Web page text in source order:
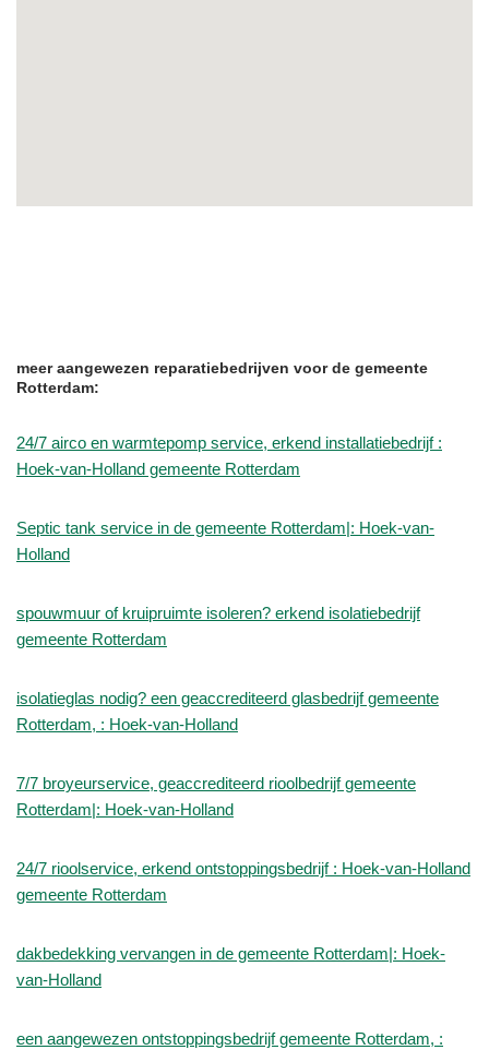
meer aangewezen reparatiebedrijven voor de gemeente
Rotterdam:
24/7 airco en warmtepomp service, erkend installatiebedrijf :
Hoek-van-Holland gemeente Rotterdam
Septic tank service in de gemeente Rotterdam|: Hoek-van-
Holland
spouwmuur of kruipruimte isoleren? erkend isolatiebedrijf
gemeente Rotterdam
isolatieglas nodig? een geaccrediteerd glasbedrijf gemeente
Rotterdam, : Hoek-van-Holland
7/7 broyeurservice, geaccrediteerd rioolbedrijf gemeente
Rotterdam|: Hoek-van-Holland
24/7 rioolservice, erkend ontstoppingsbedrijf : Hoek-van-Holland
gemeente Rotterdam
dakbedekking vervangen in de gemeente Rotterdam|: Hoek-
van-Holland
een aangewezen ontstoppingsbedrijf gemeente Rotterdam, :